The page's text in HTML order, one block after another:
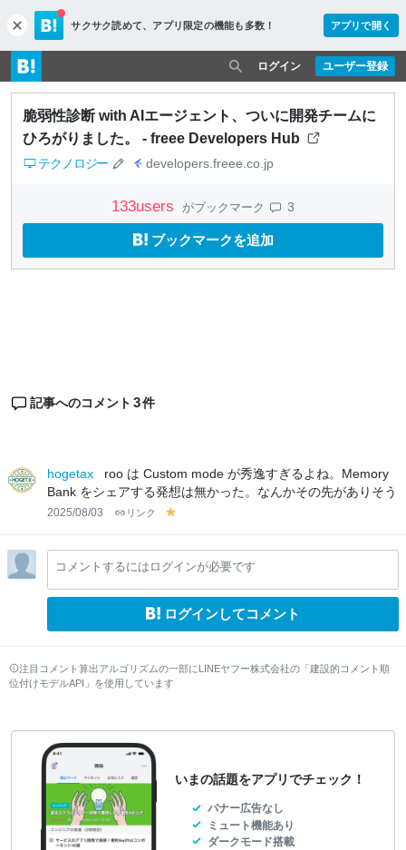
c
l
o
s
e
サクサク読めて、 アプリ限定の機能も多数！ アプリで開く
ユーザー登録
ログイン
脆弱性診断 with AIエージェント、ついに開発チームに
ひろがりました。 - freee Developers Hub
テクノロジー developers.freee.co.jp
133users がブックマーク 3
ブックマークを追加
記事へのコメント 3件
hogetax
roo は Custom mode が秀逸すぎるよね。Memory
Bank をシェアする発想は無かった。なんかその先がありそう
2025/08/03 リンク
lo
w
コメントするにはログインが必要です
ログインしてコメント
注目コメント算出アルゴリズムの一部にLINEヤフー株式会社の「建設的コメント順
位付けモデルAPI」を使用しています
いまの話題をアプリでチェック！
バナー広告なし
ミュート機能あり
ダークモード搭載